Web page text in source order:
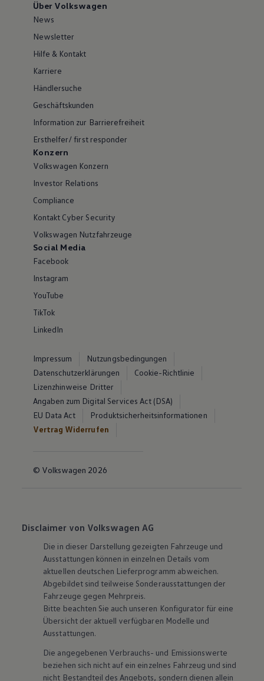
Über Volkswagen
News
Newsletter
Hilfe & Kontakt
Karriere
Händlersuche
Geschäftskunden
Information zur Barrierefreiheit
Ersthelfer/ first responder
Konzern
Volkswagen Konzern
Investor Relations
Compliance
Kontakt Cyber Security
Volkswagen Nutzfahrzeuge
Social Media
Facebook
Instagram
YouTube
TikTok
LinkedIn
Impressum
Nutzungsbedingungen
Datenschutzerklärungen
Cookie-Richtlinie
Lizenzhinweise Dritter
Angaben zum Digital Services Act (DSA)
EU Data Act
Produktsicherheitsinformationen
Vertrag Widerrufen
© Volkswagen 2026
Disclaimer von Volkswagen AG
Die in dieser Darstellung gezeigten Fahrzeuge und
Ausstattungen können in einzelnen Details vom
aktuellen deutschen Lieferprogramm abweichen.
Abgebildet sind teilweise Sonderausstattungen der
Fahrzeuge gegen Mehrpreis.
Bitte beachten Sie auch unseren Konfigurator für eine
Übersicht der aktuell verfügbaren Modelle und
Ausstattungen.
Die angegebenen Verbrauchs- und Emissionswerte
beziehen sich nicht auf ein einzelnes Fahrzeug und sind
nicht Bestandteil des Angebots, sondern dienen allein